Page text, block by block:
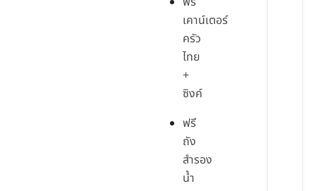
เคาน์เตอร์
ครัว
ไทย
+
ซิงค์
ฟรี
ถัง
สำรอง
น้ำ